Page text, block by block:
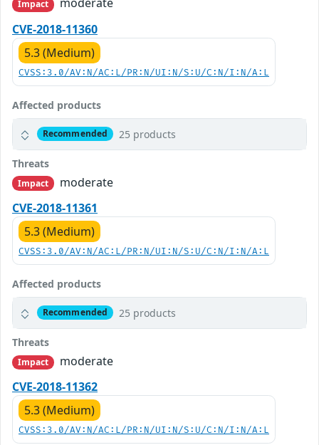
Impact
CVE-2018-11360
5.3 (Medium)
CVSS:3.0/AV:N/AC:L/PR:N/UI:N/S:U/C:N/I:N/A:L
Affected products
Recommended 25 products
Threats
Impact
moderate
CVE-2018-11361
5.3 (Medium)
CVSS:3.0/AV:N/AC:L/PR:N/UI:N/S:U/C:N/I:N/A:L
Affected products
Recommended 25 products
Threats
Impact
moderate
CVE-2018-11362
5.3 (Medium)
CVSS:3.0/AV:N/AC:L/PR:N/UI:N/S:U/C:N/I:N/A:L